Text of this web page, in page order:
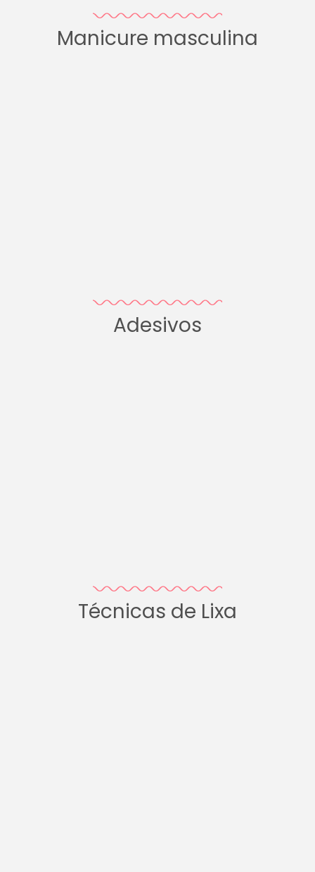
Manicure masculina
Adesivos
Técnicas de Lixa